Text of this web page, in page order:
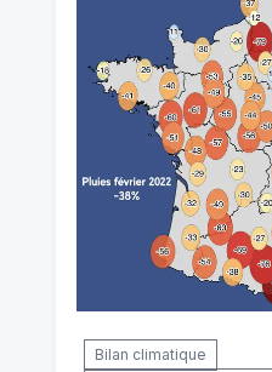
Bilan climatique